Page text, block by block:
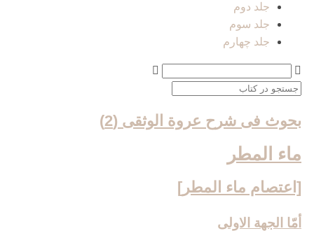
جلد دوم
جلد سوم
جلد چهارم
بحوث فی شرح عروة الوثقی (2)
ماء المطر
[اعتصام ماء المطر]
أمّا الجهة الاولى‏